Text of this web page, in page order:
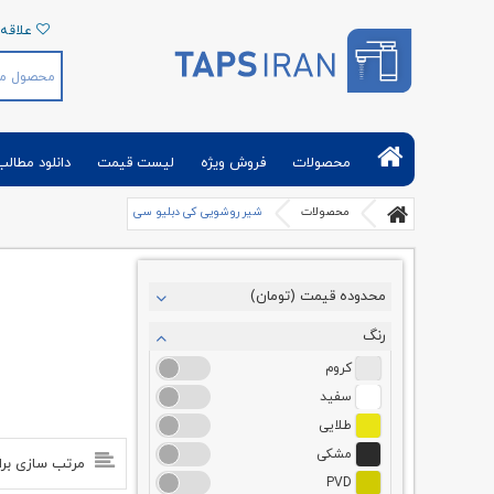
تجهیزات حمام توالت آشپزخانه
محصولات فروش ویژه لیست قیمت دانلود
محصولات شیر روشویی کی دبلیو سی
محدوده قیمت (تومان)
رنگ
کروم
سفید
طلایی
مشکی
PVD
مرتب سازی